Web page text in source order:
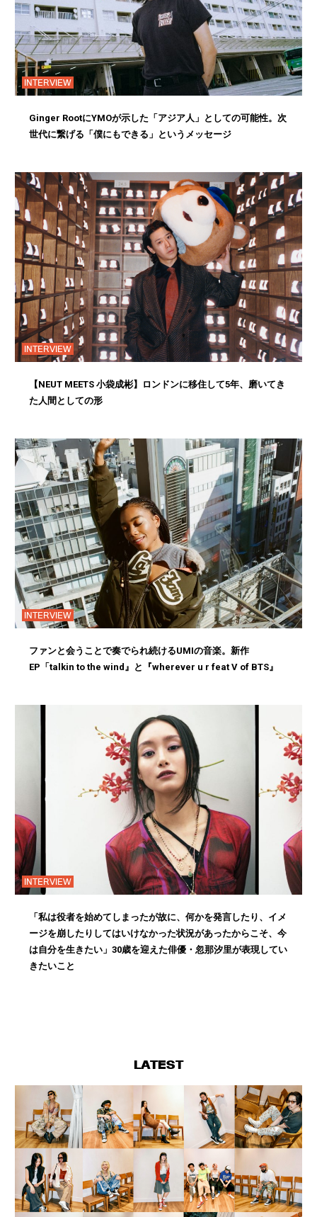
INTERVIEW
Ginger RootにYMOが示した「アジア人」としての可能性。次
世代に繋げる「僕にもできる」というメッセージ
INTERVIEW
【NEUT MEETS 小袋成彬】ロンドンに移住して5年、磨いてき
た人間としての形
INTERVIEW
ファンと会うことで奏でられ続けるUMIの音楽。新作
EP「talkin to the wind』と『wherever u r feat V of BTS』
INTERVIEW
「私は役者を始めてしまったが故に、何かを発言したり、イメ
ージを崩したりしてはいけなかった状況があったからこそ、今
は自分を生きたい」30歳を迎えた俳優・忽那汐里が表現してい
きたいこと
LATEST